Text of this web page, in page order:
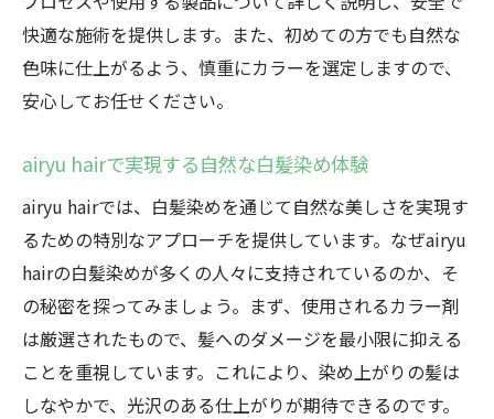
み
高崎市で体感するairyu hairの技術力
自然な色合いを再現するためのポイント
施術後の満足度が高い理由とは
白髪染めのプロフェッショナル集団高崎市の
airyu hair
プロフェッショナルが集結するairyu hair
高崎市で信頼される白髪染めの専門家たち
airyu hairのスタッフ紹介とその技術力
白髪染めのプロによる安心の施術とは
快適な施術を提供します。また、初めての方でも自然な
色味に仕上がるよう、慎重にカラーを選定しますので、
安心してお任せください。
airyu hairで実現する自然な白髪染め体験
airyu hairでは、白髪染めを通じて自然な美しさを実現す
るための特別なアプローチを提供しています。なぜairyu
hairの白髪染めが多くの人々に支持されているのか、そ
の秘密を探ってみましょう。まず、使用されるカラー剤
は厳選されたもので、髪へのダメージを最小限に抑える
ことを重視しています。これにより、染め上がりの髪は
しなやかで、光沢のある仕上がりが期待できるのです。